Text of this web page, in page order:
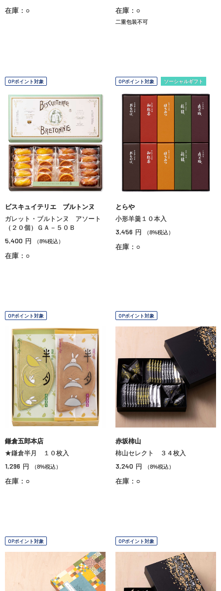
在庫：○ 在庫：○
二重包装不可
OPポイント対象
ビスキュイテリエ ブルトンヌ
ガレット・ブルトンヌ アソート
（２０個）ＧＡ－５０Ｂ
5,400 円 （8%税込）
在庫：○
OPポイント対象 ソーシャルギフト
とらや
小形羊羹１０本入
3,456 円 （8%税込）
在庫：○
OPポイント対象
鎌倉五郎本店
★鎌倉半月 １０枚入
1,296 円 （8%税込）
在庫：○
OPポイント対象
赤坂柿山
柿山セレクト ３４枚入
3,240 円 （8%税込）
在庫：○
OPポイント対象 OPポイント対象